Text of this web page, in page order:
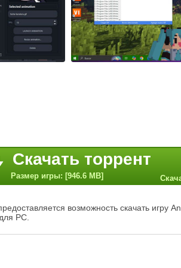
Скачать торрент
Размер игры: [946.6 MB]
возможность скачать игру
PC.